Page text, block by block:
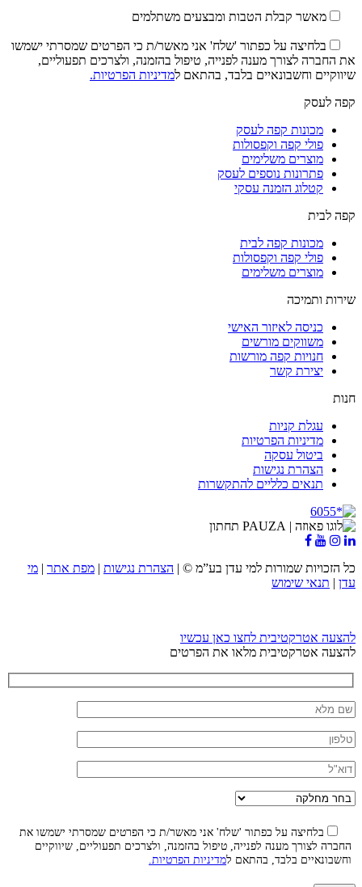
מאשר קבלת הטבות ומבצעים משתלמים
בלחיצה על כפתור 'שלח' אני מאשר/ת כי הפרטים שמסרתי ישמשו
את החברה לצורך מענה לפנייה, טיפול בהזמנה, ולצרכים תפעוליים,
שיווקיים וחשבונאיים בלבד, בהתאם למדיניות הפרטיות.
קפה לעסק
מכונות קפה לעסק
פולי קפה וקפסולות
מוצרים משלימים
פתרונות נוספים לעסק
קטלוג הזמנה עסקי
קפה לבית
מכונות קפה לבית
פולי קפה וקפסולות
מוצרים משלימים
שירות ותמיכה
כניסה לאיזור האישי
משווקים מורשים
חנויות קפה מורשות
יצירת קשר
חנות
עגלת קניות
מדיניות הפרטיות
ביטול עסקה
הצהרת נגישות
תנאים כלליים להתקשרות
כל הזכויות שמורות למי עדן בע”מ © | הצהרת נגישות | מפת אתר | מי
עדן | תנאי שימוש
להצעה אטרקטיבית לחצו כאן עכשיו
להצעה אטרקטיבית מלאו את הפרטים
בלחיצה על כפתור 'שלח' אני מאשר/ת כי הפרטים שמסרתי ישמשו את
החברה לצורך מענה לפנייה, טיפול בהזמנה, ולצרכים תפעוליים, שיווקיים
וחשבונאיים בלבד, בהתאם למדיניות הפרטיות.